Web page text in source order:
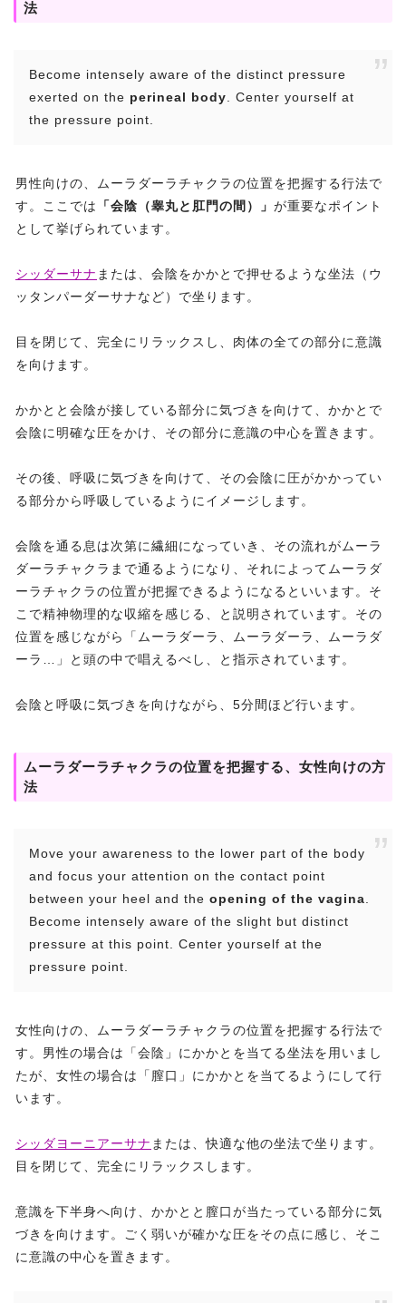
法
Become intensely aware of the distinct pressure
exerted on the perineal body. Center yourself at
the pressure point.
男性向けの、ムーラダーラチャクラの位置を把握する行法で
す。ここでは
「会陰（睾丸と肛門の間）」 が重要なポイント
として挙げられています。
シッダーサナ または、会陰をかかとで押せるような坐法（ウ
ッタンパーダーサナなど）で坐ります。
目を閉じて、完全にリラックスし、肉体の全ての部分に意識
を向けます。
かかとと会陰が接している部分に気づきを向けて、かかとで
会陰に明確な圧をかけ、その部分に意識の中心を置きます。
その後、呼吸に気づきを向けて、その会陰に圧がかかってい
る部分から呼吸しているようにイメージします。
会陰を通る息は次第に繊細になっていき、その流れがムーラ
ダーラチャクラまで通るようになり、それによってムーラダ
ーラチャクラの位置が把握できるようになるといいます。そ
こで精神物理的な収縮を感じる、と説明されています。その
位置を感じながら「ムーラダーラ、ムーラダーラ、ムーラダ
ーラ…」と頭の中で唱えるべし、と指示されています。
会陰と呼吸に気づきを向けながら、5分間ほど行います。
ムーラダーラチャクラの位置を把握する、女性向けの方
法
Move your awareness to the lower part of the body
and focus your attention on the contact point
between your heel and the opening of the vagina.
Become intensely aware of the slight but distinct
pressure at this point. Center yourself at the
pressure point.
女性向けの、ムーラダーラチャクラの位置を把握する行法で
す。男性の場合は「会陰」にかかとを当てる坐法を用いまし
たが、女性の場合は「膣口」にかかとを当てるようにして行
います。
シッダヨーニアーサナ または、快適な他の坐法で坐ります。
目を閉じて、完全にリラックスします。
意識を下半身へ向け、かかとと膣口が当たっている部分に気
づきを向けます。ごく弱いが確かな圧をその点に感じ、そこ
に意識の中心を置きます。